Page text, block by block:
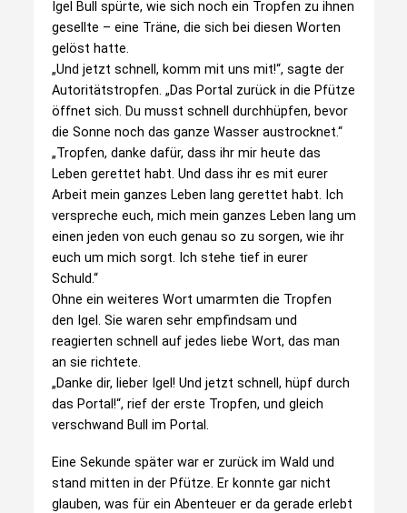
Igel Bull spürte, wie sich noch ein Tropfen zu ihnen
gesellte – eine Träne, die sich bei diesen Worten
gelöst hatte.
„Und jetzt schnell, komm mit uns mit!“, sagte der
Autoritätstropfen. „Das Portal zurück in die Pfütze
öffnet sich. Du musst schnell durchhüpfen, bevor
die Sonne noch das ganze Wasser austrocknet.“
„Tropfen, danke dafür, dass ihr mir heute das
Leben gerettet habt. Und dass ihr es mit eurer
Arbeit mein ganzes Leben lang gerettet habt. Ich
verspreche euch, mich mein ganzes Leben lang um
einen jeden von euch genau so zu sorgen, wie ihr
euch um mich sorgt. Ich stehe tief in eurer
Schuld.“
Ohne ein weiteres Wort umarmten die Tropfen
den Igel. Sie waren sehr empfindsam und
reagierten schnell auf jedes liebe Wort, das man
an sie richtete.
„Danke dir, lieber Igel! Und jetzt schnell, hüpf durch
das Portal!“, rief der erste Tropfen, und gleich
verschwand Bull im Portal.
Eine Sekunde später war er zurück im Wald und
stand mitten in der Pfütze. Er konnte gar nicht
glauben, was für ein Abenteuer er da gerade erlebt